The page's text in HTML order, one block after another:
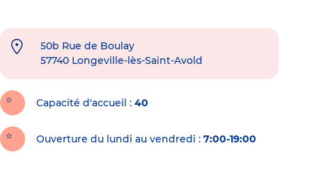
50b Rue de Boulay
57740 Longeville-lès-Saint-Avold
Capacité d'accueil 40
Ouverture du lundi au vendredi : 7:00-19:00